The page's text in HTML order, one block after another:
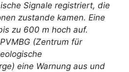
Signale registriert, die
zustande kamen. Eine
zu 600 m hoch auf.
(Zentrum für
eine Warnung aus und